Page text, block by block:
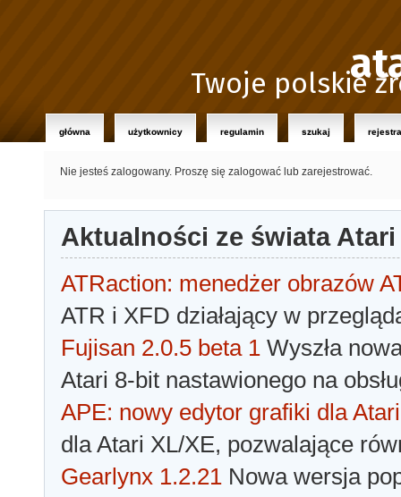
Twoje polskie
główna użytkownicy regulamin szukaj
Nie jesteś zalogowany. Proszę się zalogować lub zarejestrować.
Aktualności ze świata Atari
ATRaction: menedżer obrazów
ATR i XFD działający w
Fujisan 2.0.5 beta 1 Wyszła
Atari 8-bit nastawionego na
APE: nowy edytor grafiki dla Atari
dla Atari XL/XE, pozwalające
Gearlynx 1.2.21 Nowa wersja